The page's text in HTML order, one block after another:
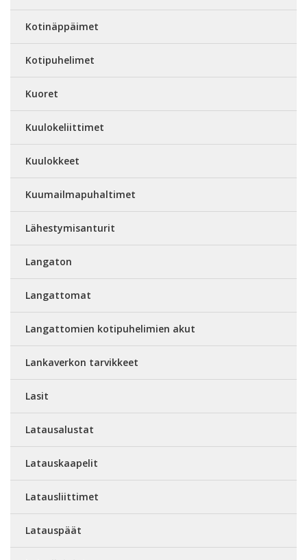
Kotinäppäimet
Kotipuhelimet
Kuoret
Kuulokeliittimet
Kuulokkeet
Kuumailmapuhaltimet
Lähestymisanturit
Langaton
Langattomat
Langattomien kotipuhelimien akut
Lankaverkon tarvikkeet
Lasit
Latausalustat
Latauskaapelit
Latausliittimet
Latauspäät